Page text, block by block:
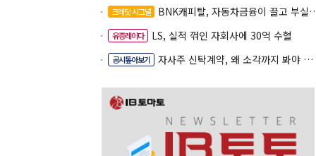
크레딧 시그널 BNK캐피탈, 자동차금융이 끌고 부실여신이 발목
유증레이다 LS, 실적 꺾인 자회사에 30억 수혈
공시톺아보기 자사주 신탁계약, 왜 소각까지 봐야 할까